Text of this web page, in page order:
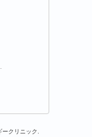
クリニック.